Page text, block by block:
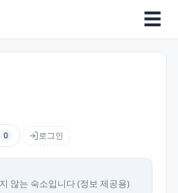
☰
0 로그인
않는 숙소입니다 (정보 제공용)